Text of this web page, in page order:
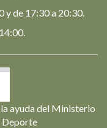
y de 17:30 a 20:30.
ayuda del Ministerio
Deporte